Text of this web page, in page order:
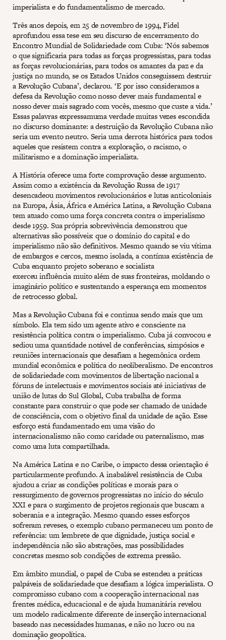
imperialista e do fundamentalismo de mercado.
Três anos depois, em 25 de novembro de 1994, Fidel
aprofundou essa tese em seu discurso de encerramento do
Encontro Mundial de Solidariedade com Cuba: ‘Nós sabemos
o que significaria para todas as forças progressistas, para todas
as forças revolucionárias, para todos os amantes da paz e da
justiça no mundo, se os Estados Unidos conseguissem destruir
a Revolução Cubana’, declarou. ‘E por isso consideramos a
defesa da Revolução como nosso dever mais fundamental e
nosso dever mais sagrado com vocês, mesmo que custe a vida.’
Essas palavras expressamuma verdade muitas vezes escondida
no discurso dominante: a destruição da Revolução Cubana não
seria um evento neutro. Seria uma derrota histórica para todos
aqueles que resistem contra a exploração, o racismo, o
militarismo e a dominação imperialista.
A História oferece uma forte comprovação desse argumento.
Assim como a existência da Revolução Russa de 1917
desencadeou movimentos revolucionários e lutas anticoloniais
na Europa, Ásia, África e América Latina, a Revolução Cubana
tem atuado como uma força concreta contra o imperialismo
desde 1959. Sua própria sobrevivência demonstrou que
alternativas são possíveis: que o domínio do capital e do
imperialismo não são definitivos. Mesmo quando se viu vítima
de embargos e cercos, mesmo isolada, a contínua existência de
Cuba enquanto projeto soberano e socialista
exerceu influência muito além de suas fronteiras, moldando o
imaginário político e sustentando a esperança em momentos
de retrocesso global.
Mas a Revolução Cubana foi e continua sendo mais que um
símbolo. Ela tem sido um agente ativo e consciente na
resistência política contra o imperialismo. Cuba já convocou e
sediou uma quantidade notável de conferências, simpósios e
reuniões internacionais que desafiam a hegemônica ordem
mundial econômica e política do neoliberalismo. De encontros
de solidariedade com movimentos de libertação nacional a
fóruns de intelectuais e movimentos sociais até iniciativas de
união de lutas do Sul Global, Cuba trabalha de forma
constante para construir o que pode ser chamado de unidade
de consciência, com o objetivo final da unidade de ação. Esse
esforço está fundamentado em uma visão do
internacionalismo não como caridade ou paternalismo, mas
como uma luta compartilhada.
Na América Latina e no Caribe, o impacto dessa orientação é
particularmente profundo. A inabalável resistência de Cuba
ajudou a criar as condições políticas e morais para o
ressurgimento de governos progressistas no início do século
XXI e para o surgimento de projetos regionais que buscam a
soberania e a integração. Mesmo quando esses esforços
sofreram reveses, o exemplo cubano permaneceu um ponto de
referência: um lembrete de que dignidade, justiça social e
independência não são abstrações, mas possibilidades
concretas mesmo sob condições de extrema pressão.
Em âmbito mundial, o papel de Cuba se estendeu a práticas
palpáveis de solidariedade que desafiam a lógica imperialista. O
compromisso cubano com a cooperação internacional nas
frentes médica, educacional e de ajuda humanitária revelou
um modelo radicalmente diferente de inserção internacional
baseado nas necessidades humanas, e não no lucro ou na
dominação geopolítica.